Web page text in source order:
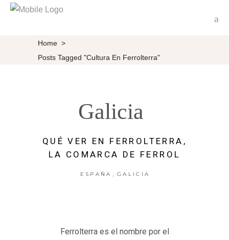
Home >
Posts Tagged "Cultura En Ferrolterra"
Galicia
QUÉ VER EN FERROLTERRA,
LA COMARCA DE FERROL
ESPAÑA GALICIA
Ferrolterra es el nombre por el